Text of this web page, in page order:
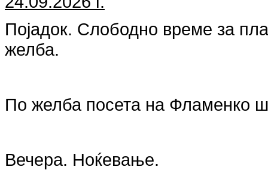
Појадок. Слободно време за
желба.
По желба посета на Фламенко
Вечера. Ноќевање.